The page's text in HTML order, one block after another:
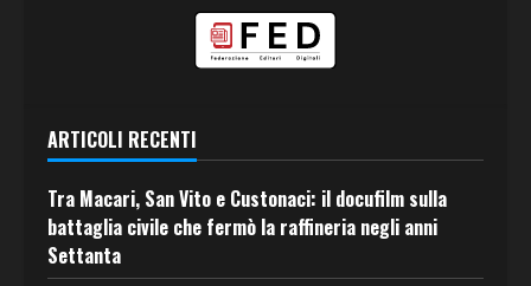
ARTICOLI RECENTI
Tra Macari, San Vito e Custonaci: il docufilm sulla
battaglia civile che fermò la raffineria negli anni
Settanta